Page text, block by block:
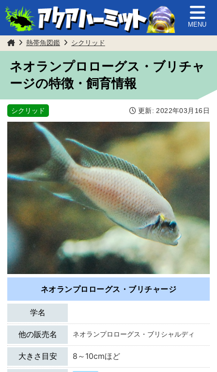
MENU
熱帯魚図鑑 シクリッド
ネオランプロローグス・ブリチャ
ージの特徴・飼育情報
シクリッド 更新:2022年03月16日
ネオランプロローグス・ブリチャージ
学名
他の販売名 ネオランプロローグス・ブリシャルディ
大きさ目安 8～10cmほど